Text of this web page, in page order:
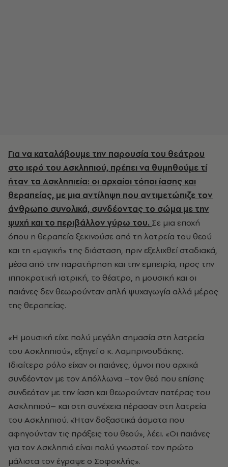
Για να καταλάβουμε την παρουσία του θεάτρου
στο ιερό του Ασκληπιού, πρέπει να θυμηθούμε τί
ήταν τα Ασκληπιεία: οι αρχαίοι τόποι ίασης και
θεραπείας, με μια αντίληψη που αντιμετώπιζε τον
άνθρωπο συνολικά, συνδέοντας το σώμα με την
ψυχή και το περιβάλλον γύρω του. Σε μια εποχή
όπου η θεραπεία ξεκινούσε από τη λατρεία του θεού
και τη «μαγική» της διάσταση, πριν εξελιχθεί σταδιακά,
μέσα από την παρατήρηση και την εμπειρία, προς την
ιπποκρατική ιατρική, το θέατρο, η μουσική και οι
παιάνες δεν θεωρούνταν απλή ψυχαγωγία αλλά μέρος
της θεραπείας.
«Η μουσική είχε πολύ μεγάλη σημασία στη λατρεία
του Ασκληπιού», εξηγεί ο κ. Λαμπρινουδάκης.
Ιδιαίτερο ρόλο είχαν οι παιάνες, ύμνοι που αρχικά
συνδέονταν με τον Απόλλωνα –τον θεό που επίσης
συνδεόταν με την ίαση και θεωρούνταν πατέρας του
Ασκληπιού– και στη συνέχεια πέρασαν στη λατρεία
του Ασκληπιού. «Ήταν δοξαστικά άσματα που
αφηγούνταν τις πράξεις του θεού», λέει. «Οι παιάνες
για τον Ασκληπιό είναι πολύ γνωστοί· τον πρώτο
μάλιστα τον έγραψε ο Σοφοκλής».